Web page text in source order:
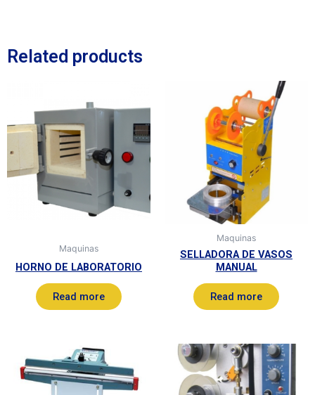
Related products
Maquinas
HORNO DE LABORATORIO
Read more
Maquinas
SELLADORA DE VASOS
MANUAL
Read more